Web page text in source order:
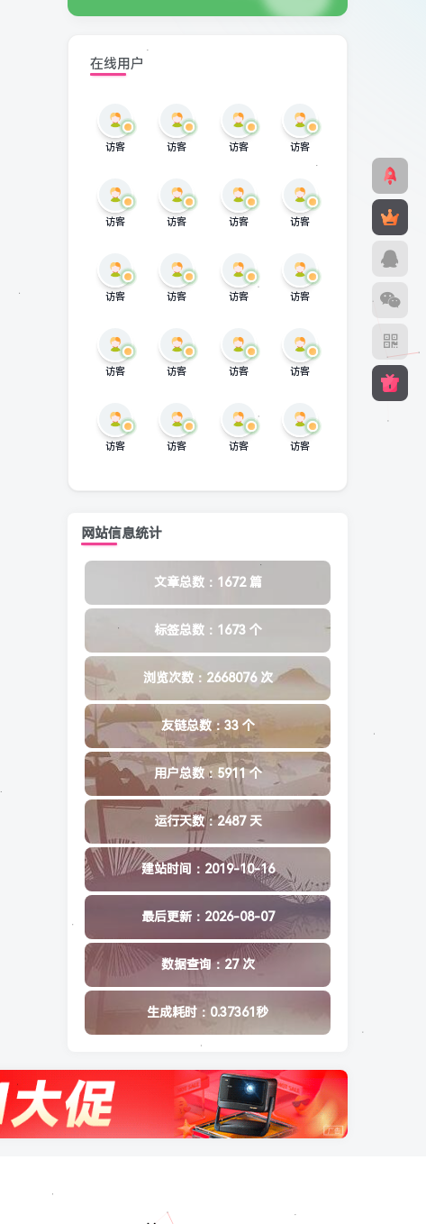
在线用户
访客 访客 访客 访客
访客 访客 访客 访客
访客 访客 访客 访客
访客 访客 访客 访客
访客 访客 访客 访客
网站信息统计
文章总数：1672 篇
标签总数：1673 个
浏览次数：2668076 次
友链总数：33 个
用户总数：5911 个
运行天数：2487 天
建站时间：2019-10-16
最后更新：2026-08-07
数据查询：27 次
生成耗时：0.37361秒